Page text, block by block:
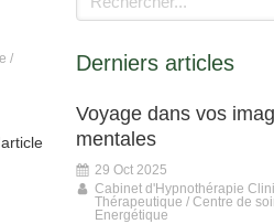
/
Derniers articles
Voyage dans vos
mentales
29 Oct 2025
Cabinet d'Hypnothérapie
Thérapeutique / Centre de
Energétique